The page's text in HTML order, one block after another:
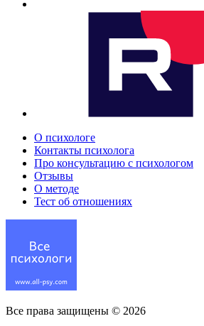
О психологе
Контакты психолога
Про консультацию с психологом
Отзывы
О методе
Тест об отношениях
Все права защищены © 2026